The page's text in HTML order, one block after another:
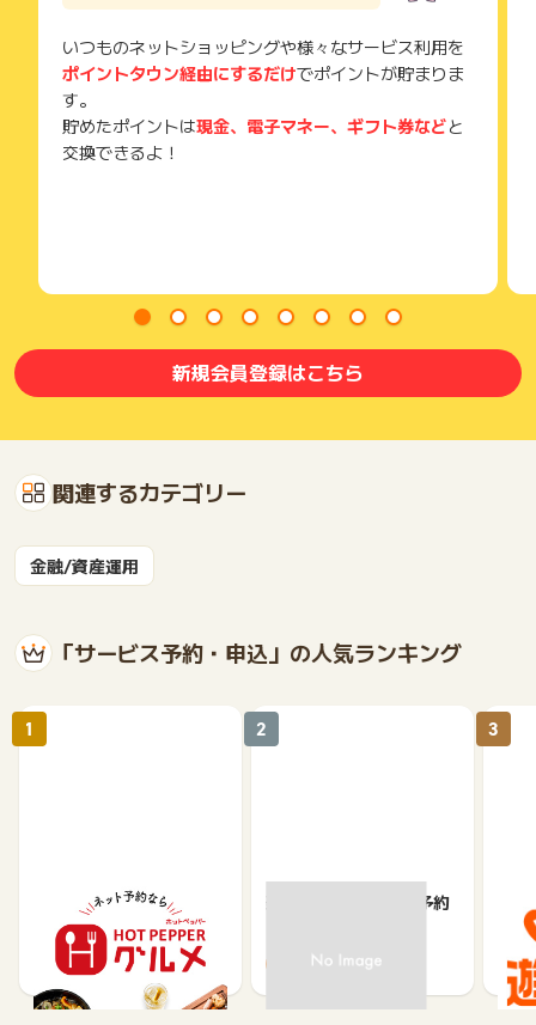
いつものネットショッピングや様々なサービス利用を
ポイントタウン経由にするだけでポイントが貯まりま
す。
貯めたポイントは現金、電子マネー、ギフト券などと
交換できるよ！
新規会員登録はこちら
関連するカテゴリー
金融/資産運用
「サービス予約・申込」の人気ランキング
【ホットペッパーグル
メ】レストラン予約
85
1
楽天ぐるなびネット予約
80
2 3